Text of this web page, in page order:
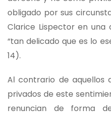
obligado por sus
Clarice Lispector en una
“tan delicado que es lo
14).
Al contrario de aquellos
privados de este
renuncian de forma